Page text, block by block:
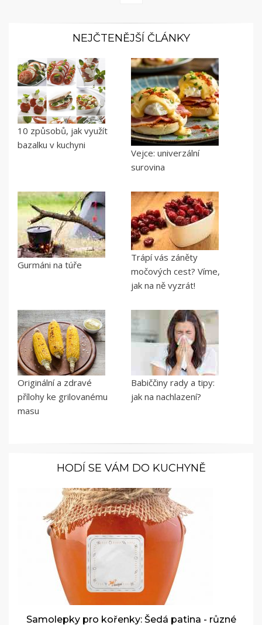
NEJČTENĚJŠÍ ČLÁNKY
10 způsobů, jak využít
bazalku v kuchyni
Vejce: univerzální
surovina
Gurmáni na túře
Trápí vás záněty
močových cest? Víme,
jak na ně vyzrát!
Originální a zdravé
přílohy ke grilovanému
masu
Babiččiny rady a tipy:
jak na nachlazení?
HODÍ SE VÁM DO KUCHYNĚ
Samolepky pro kořenky: Šedá patina - různé